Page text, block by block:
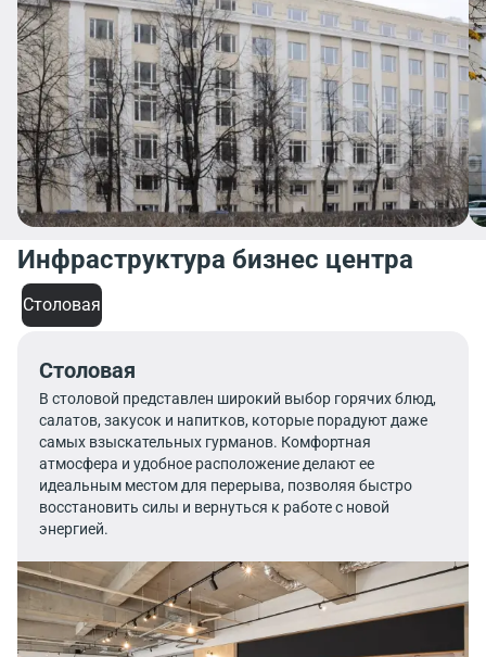
Инфраструктура бизнес центра
Столовая
Столовая
В столовой представлен широкий выбор горячих блюд,
салатов, закусок и напитков, которые порадуют даже
самых взыскательных гурманов. Комфортная
атмосфера и удобное расположение делают ее
идеальным местом для перерыва, позволяя быстро
восстановить силы и вернуться к работе с новой
энергией.